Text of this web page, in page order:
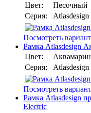
Цвет:
Песочный
Серия:
Atlasdesign
Посмотреть
Рамка Atlasdesign
Цвет:
Аквамарин
Серия:
Atlasdesign
Посмотреть
Рамка Atlasdesign
Electric